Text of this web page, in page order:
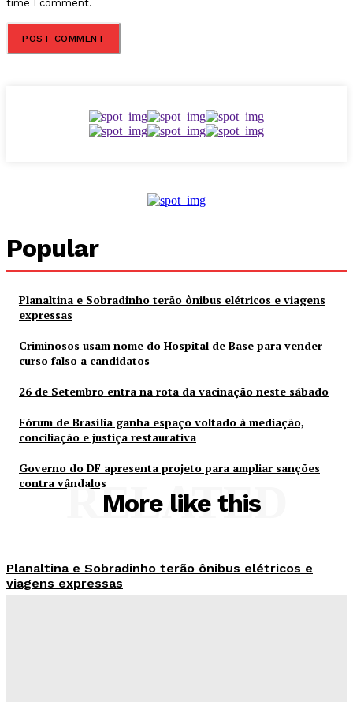
time I comment.
Popular
Planaltina e Sobradinho terão ônibus elétricos e viagens
expressas
Criminosos usam nome do Hospital de Base para vender
curso falso a candidatos
26 de Setembro entra na rota da vacinação neste sábado
Fórum de Brasília ganha espaço voltado à mediação,
conciliação e justiça restaurativa
Governo do DF apresenta projeto para ampliar sanções
contra vândalos
More like this
RELATED
Planaltina e Sobradinho terão ônibus elétricos e
viagens expressas